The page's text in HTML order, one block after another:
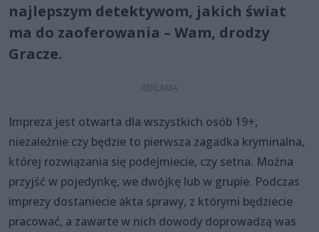
najlepszym detektywom, jakich świat
ma do zaoferowania – Wam, drodzy
Gracze.
Impreza jest otwarta dla wszystkich osób 19+,
niezależnie czy będzie to pierwsza zagadka kryminalna,
której rozwiązania się podejmiecie, czy setna. Można
przyjść w pojedynkę, we dwójkę lub w grupie. Podczas
imprezy dostaniecie akta sprawy, z którymi będziecie
pracować, a zawarte w nich dowody doprowadzą was